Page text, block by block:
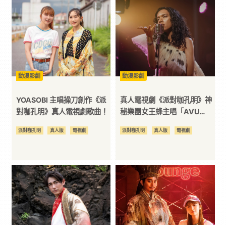
動
漫
二
次
元
｜
3C
科
動漫影劇
YOASOBI 主唱操刀創作《派
對咖孔明》真人電視劇歌曲！
派對咖孔明 真人版 電視劇
動漫影劇
真人電視劇《派對咖孔明》神
秘樂團女王蜂主唱「AVU
派對咖孔明 真人版 電視劇